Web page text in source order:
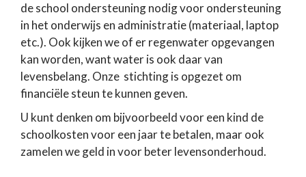
de school ondersteuning nodig voor ondersteuning
in het onderwijs en administratie (materiaal, laptop
etc.). Ook kijken we of er regenwater opgevangen
kan worden, want water is ook daar van
levensbelang. Onze stichting is opgezet om
financiële steun te kunnen geven.
U kunt denken om bijvoorbeeld voor een kind de
schoolkosten voor een jaar te betalen, maar ook
zamelen we geld in voor beter levensonderhoud.